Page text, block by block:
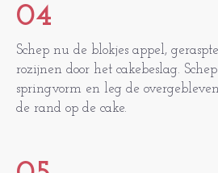
04
Schep nu de blokjes appel,
rozijnen door het cakebeslag.
springvorm en leg de
de rand op de cake.